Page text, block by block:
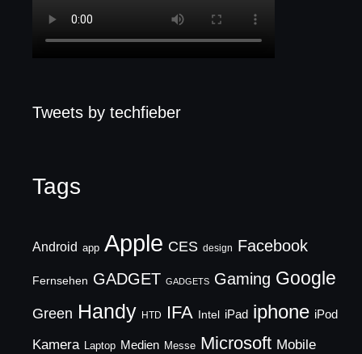
Tweets by techfieber
Tags
Android app Apple CES design Facebook
Fernsehen GADGET GADGETS Gaming Google
Green Handy HTD IFA Intel iPad iphone iPod
Kamera Laptop Medien Messe Microsoft Mobile